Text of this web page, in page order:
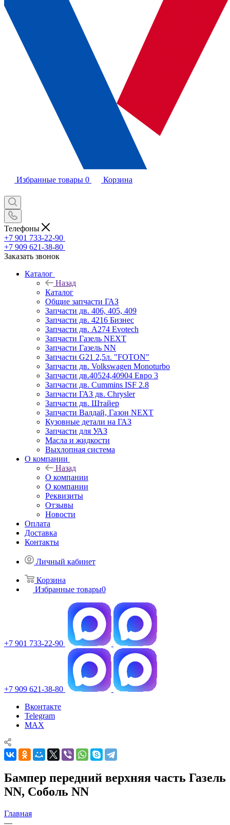
Избранные товары 0 Корзина
Телефоны
+7 901 733-22-90
+7 909 621-38-80
Заказать звонок
Каталог
Назад
Каталог
Общие запчасти ГАЗ
Запчасти дв. 406, 405, 409
Запчасти дв. 4216 Бизнес
Запчасти дв. A274 Evotech
Запчасти Газель NEXT
Запчасти Газель NN
Запчасти G21 2,5л. "FOTON"
Запчасти дв. Volkswagen Monoturbo
Запчасти дв.40524,40904 Евро 3
Запчасти дв. Cummins ISF 2.8
Запчасти ГАЗ дв. Chrysler
Запчасти дв. Штайер
Запчасти Валдай, Газон NEXT
Кузовные детали на ГАЗ
Запчасти для УАЗ
Масла и жидкости
Выхлопная система
О компании
Назад
О компании
О компании
Реквизиты
Отзывы
Новости
Оплата
Доставка
Контакты
Личный кабинет
Корзина
Избранные товары0
+7 901 733-22-90
+7 909 621-38-80
Вконтакте
Telegram
MAX
Бампер передний верхняя часть Газель
NN, Соболь NN
Главная
—